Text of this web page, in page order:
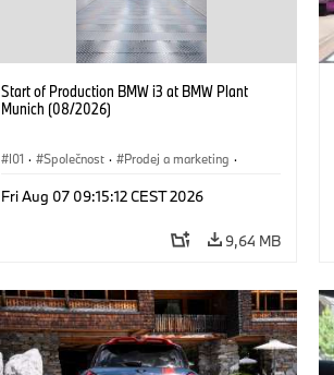
Start of Production BMW i3 at BMW Plant
Munich (08/2026)
I01 · Společnost · Prodej a marketing ·
Fri Aug 07 09:15:12 CEST 2026
9,64 MB